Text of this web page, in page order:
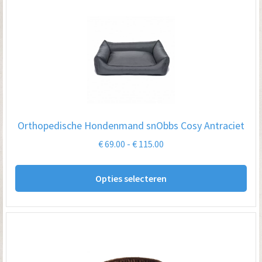
Orthopedische Hondenmand snObbs Cosy Antraciet
€69.00 - € 115.00
€ 115.00
Opties selecteren
Dit